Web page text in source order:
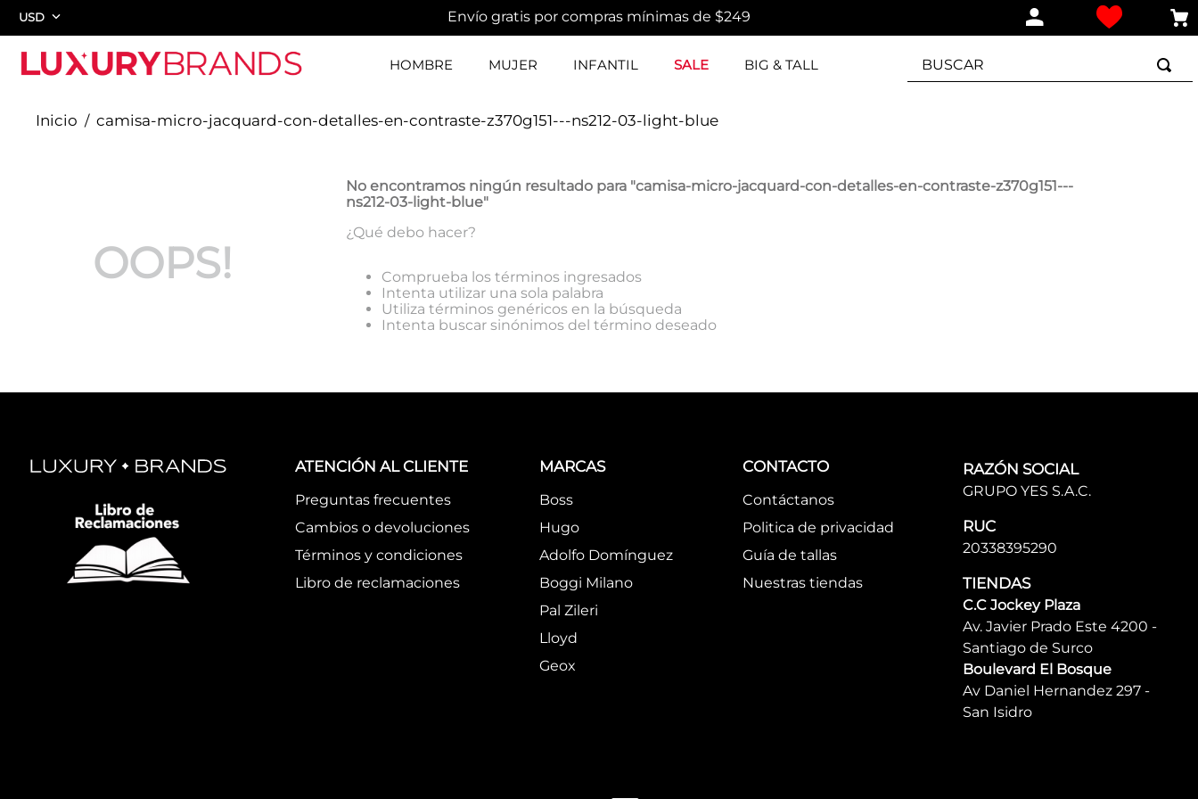
Envío gratis por compras mínimas de $249
USD
HOMBRE MUJER INFANTIL SALE BIG & TALL
BUSCAR
camisa-micro-jacquard-con-detalles-en-contraste-z370g151---ns212-03-light-blue
OOPS!
No encontramos ningún resultado para "camisa-micro-jacquard-con-detalles-en-contraste-z370g151---
ns212-03-light-blue"
¿Qué debo hacer?
Comprueba los términos ingresados
Intenta utilizar una sola palabra
Utiliza términos genéricos en la búsqueda
Intenta buscar sinónimos del término deseado
ATENCIÓN AL CLIENTE
Preguntas frecuentes
Cambios o devoluciones
Términos y condiciones
Libro de reclamaciones
MARCAS
Boss
Hugo
Adolfo Domínguez
Boggi Milano
Pal Zileri
Lloyd
Geox
CONTACTO
Contáctanos
Politica de privacidad
Guía de tallas
Nuestras tiendas
RAZÓN SOCIAL
GRUPO YES S.A.C.
RUC
20338395290
TIENDAS
C.C Jockey Plaza
Av. Javier Prado Este 4200 -
Santiago de Surco
Boulevard El Bosque
Av Daniel Hernandez 297 -
San Isidro